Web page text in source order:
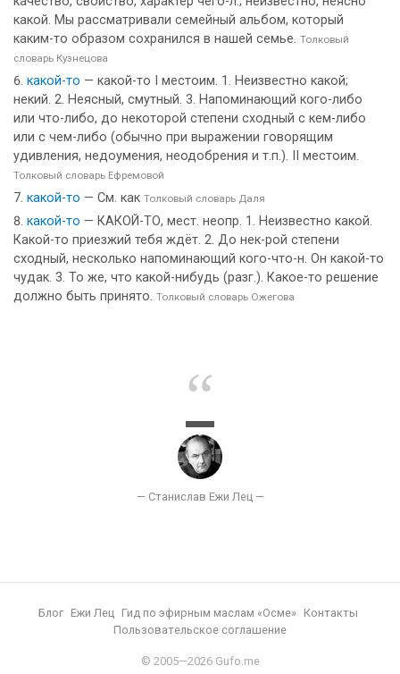
какой. Мы рассматривали семейный альбом, который
каким-то образом сохранился в нашей семье. Толковый
словарь Кузнецова
какой-то — какой-то I местоим. 1. Неизвестно какой;
некий. 2. Неясный, смутный. 3. Напоминающий кого-либо
или что-либо, до некоторой степени сходный с кем-либо
или с чем-либо (обычно при выражении говорящим
удивления, недоумения, неодобрения и т.п.). II местоим.
Толковый словарь Ефремовой
какой-то — См. как Толковый словарь Даля
какой-то — КАКОЙ-ТО, мест. неопр. 1. Неизвестно какой.
Какой-то приезжий тебя ждёт. 2. До нек-рой степени
сходный, несколько напоминающий кого-что-н. Он какой-то
чудак. 3. То же, что какой-нибудь (разг.). Какое-то решение
должно быть принято. Толковый словарь Ожегова
Блог Ежи Лец Гид по эфирным маслам «Осме»
Контакты
Пользовательское соглашение
© 2005—2026 Gufo.me